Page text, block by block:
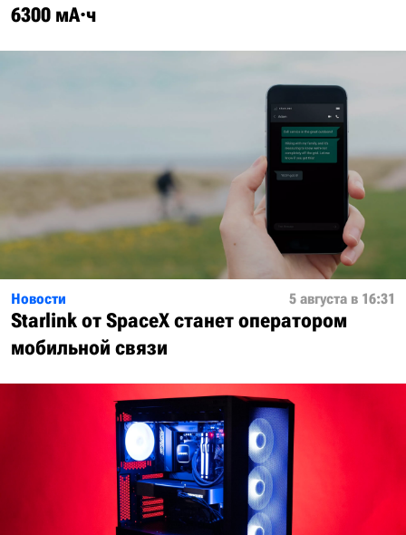
6300 мА·ч
Новости 5 августа в 16:31
Starlink от SpaceX станет оператором
мобильной связи